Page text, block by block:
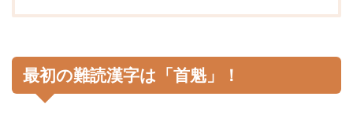
最初の難読漢字は「首魁」！